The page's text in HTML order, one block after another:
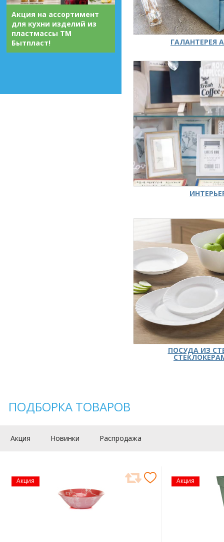
Акция на ассортимент
для кухни изделий из
пластмассы ТМ
Бытпласт!
ГАЛАНТЕРЕЯ
ПОСУДА ИЗ
ПОДБОРКА ТОВАРОВ
Акция Новинки Распродажа
Акция Акция